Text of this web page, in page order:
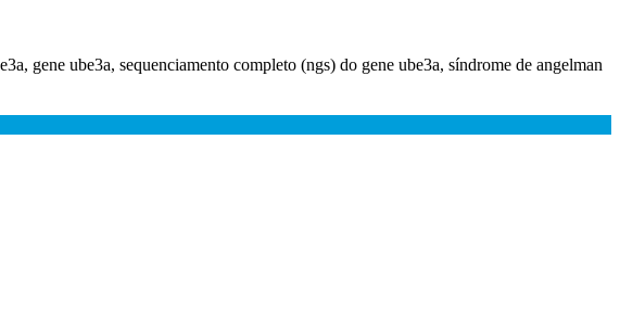
gene ube3a, sequenciamento completo (ngs) do gene ube3a, síndrome de angelman